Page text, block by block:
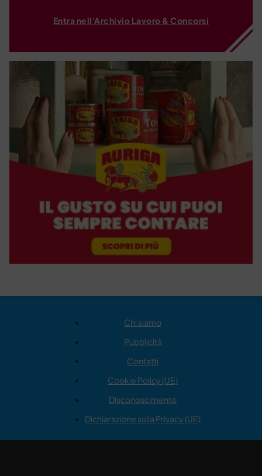
Entra nell'Archivio Lavoro & Concorsi
Chi siamo
Pubblicità
Contatti
Cookie Policy (UE)
Disconoscimento
Dichiarazione sulla Privacy (UE)